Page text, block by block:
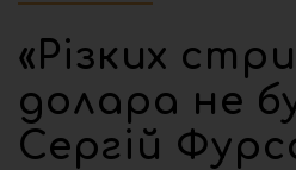
«Різких
долара не
Сергій